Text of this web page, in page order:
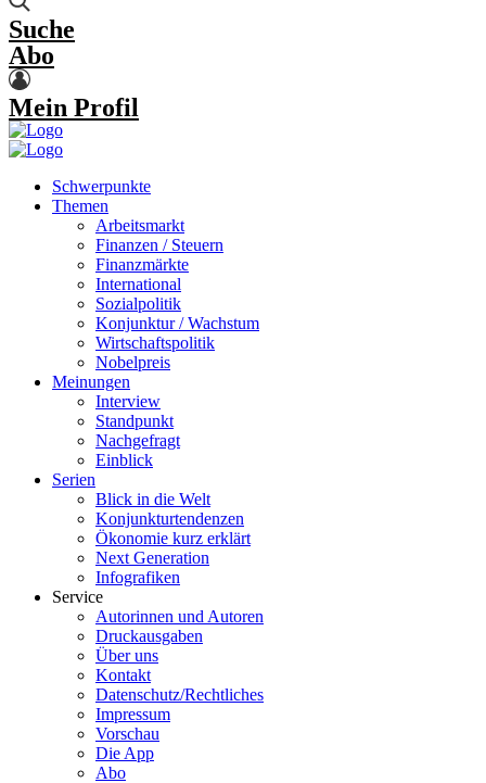
Suche
Abo
Mein Profil
Schwerpunkte
Themen
Arbeitsmarkt
Finanzen / Steuern
Finanzmärkte
International
Sozialpolitik
Konjunktur / Wachstum
Wirtschaftspolitik
Nobelpreis
Meinungen
Interview
Standpunkt
Nachgefragt
Einblick
Serien
Blick in die Welt
Konjunkturtendenzen
Ökonomie kurz erklärt
Next Generation
Infografiken
Service
Autorinnen und Autoren
Druckausgaben
Über uns
Kontakt
Datenschutz/Rechtliches
Impressum
Vorschau
Die App
Abo